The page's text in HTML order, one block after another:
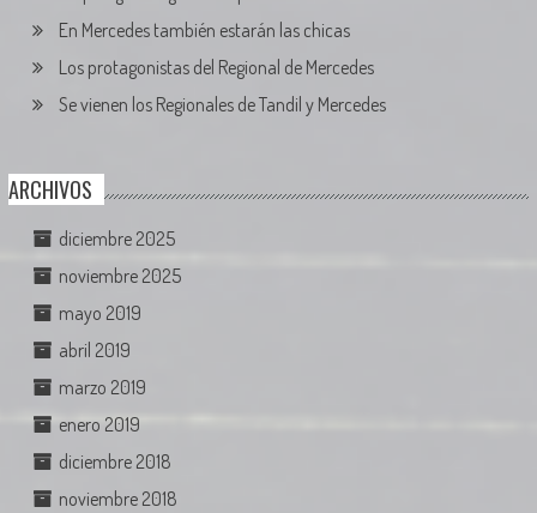
En Mercedes también estarán las chicas
Los protagonistas del Regional de Mercedes
Se vienen los Regionales de Tandil y Mercedes
ARCHIVOS
diciembre 2025
noviembre 2025
mayo 2019
abril 2019
marzo 2019
enero 2019
diciembre 2018
noviembre 2018